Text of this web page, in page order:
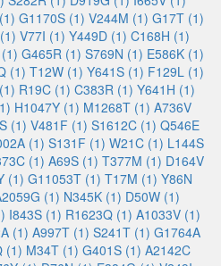
G1170S (1) V244M (1) G17T (1)
V77I (1) Y449D (1) C168H (1)
G465R (1) S769N (1) E586K (1)
(1) T12W (1) Y641S (1) F129L (1)
R19C (1) C383R (1) Y641H (1)
H1047Y (1) M1268T (1) A736V
(1) V481F (1) S1612C (1) Q546E
(1) S131F (1) W21C (1) L144S
(1) A69S (1) T377M (1) D164V
(1) G11053T (1) T17M (1) Y86N
(1) N345K (1) D50W (1)
I843S (1) R1623Q (1) A1033V (1)
(1) A997T (1) S241T (1) G1764A
(1) M34T (1) G401S (1) A2142C